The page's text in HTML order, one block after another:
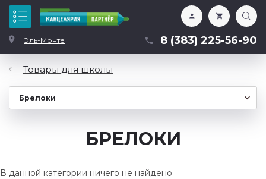
Эль-Монте 8 (383) 225-56-90
Каталог
Товары для школы
БРЕЛОКИ
В данной категории ничего не найдено